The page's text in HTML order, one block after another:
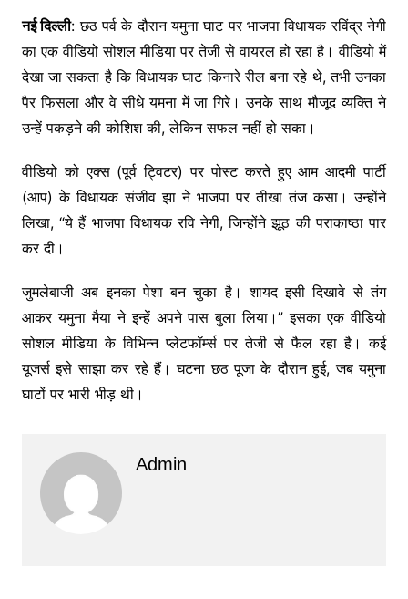
नई दिल्ली: छठ पर्व के दौरान यमुना घाट पर भाजपा विधायक रविंद्र नेगी
का एक वीडियो सोशल मीडिया पर तेजी से वायरल हो रहा है। वीडियो में
देखा जा सकता है कि विधायक घाट किनारे रील बना रहे थे, तभी उनका
पैर फिसला और वे सीधे यमना में जा गिरे। उनके साथ मौजूद व्यक्ति ने
उन्हें पकड़ने की कोशिश की, लेकिन सफल नहीं हो सका।
वीडियो को एक्स (पूर्व ट्विटर) पर पोस्ट करते हुए आम आदमी पार्टी
(आप) के विधायक संजीव झा ने भाजपा पर तीखा तंज कसा। उन्होंने
लिखा, “ये हैं भाजपा विधायक रवि नेगी, जिन्होंने झूठ की पराकाष्ठा पार
कर दी।
जुमलेबाजी अब इनका पेशा बन चुका है। शायद इसी दिखावे से तंग
आकर यमुना मैया ने इन्हें अपने पास बुला लिया।” इसका एक वीडियो
सोशल मीडिया के विभिन्न प्लेटफॉर्म्स पर तेजी से फैल रहा है। कई
यूजर्स इसे साझा कर रहे हैं। घटना छठ पूजा के दौरान हुई, जब यमुना
घाटों पर भारी भीड़ थी।
Admin